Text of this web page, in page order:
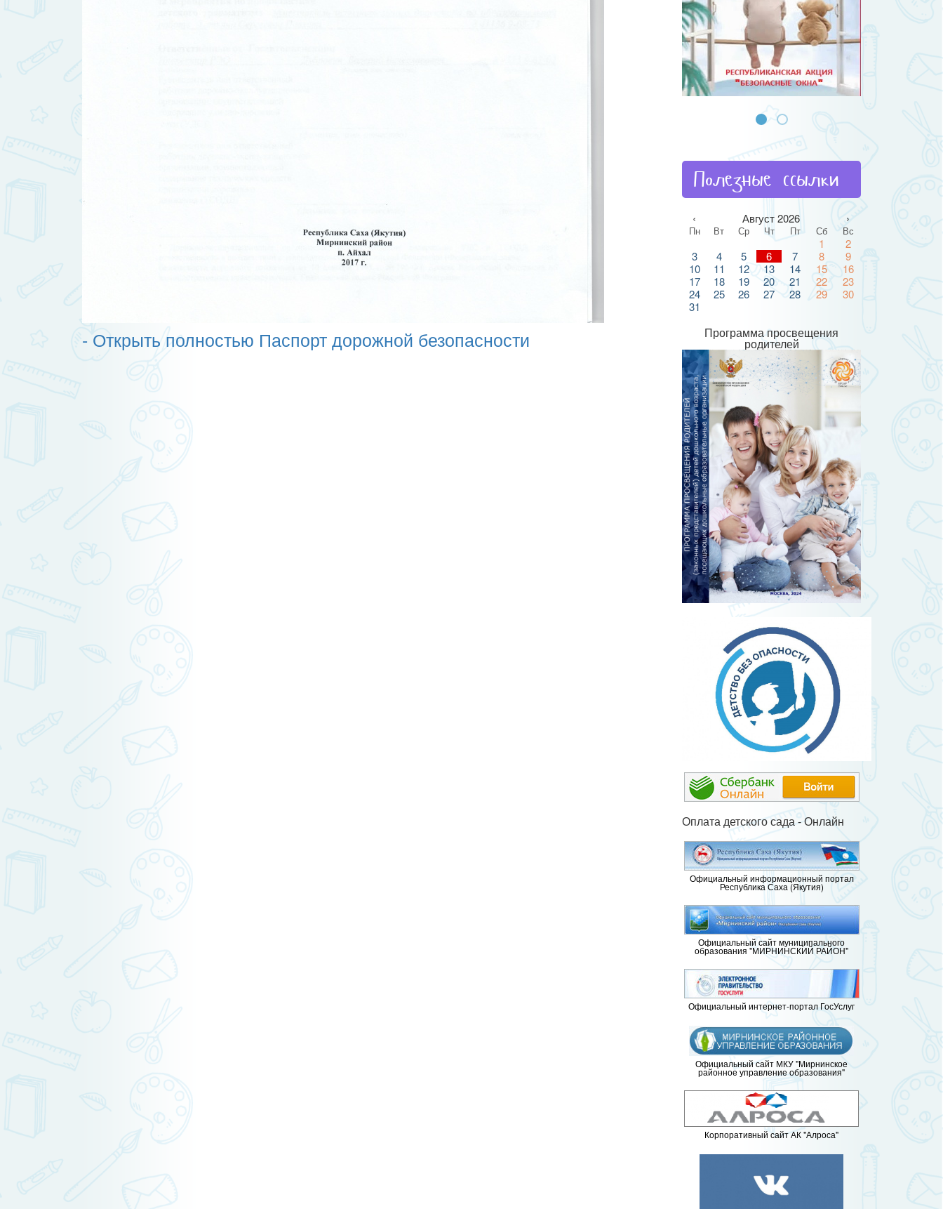
- Открыть полностью Паспорт дорожной безопасности
Полезные ссылки
‹ Август 2026 ›
Пн Вт Ср Чт Пт Сб Вс
1
2
3
4 5 6 7 8
9
10
11 12 13 14 15
16
17
18 19 20 21 22
23
24
25 26 27 28 29
30
31
Программа просвещения
родителей
Оплата детского сада - Онлайн
Официальный информационный портал
Республика Саха (Якутия)
Официальный сайт муниципального
образования "МИРНИНСКИЙ РАЙОН"
Официальный интернет-портал ГосУслуг
Официальный сайт МКУ "Мирнинское
районное управление образования"
Корпоративный сайт АК "Алроса"